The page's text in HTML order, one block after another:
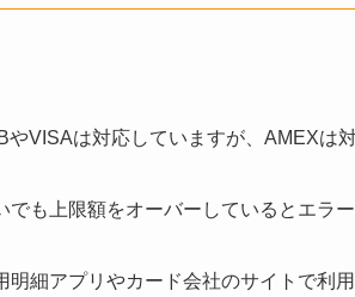
やVISAは対応していますが、AMEXは対
でも上限額をオーバーしているとエラー
明細アプリやカード会社のサイトで利